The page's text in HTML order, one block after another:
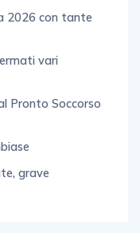
2026 con tante
vari
Pronto Soccorso
grave